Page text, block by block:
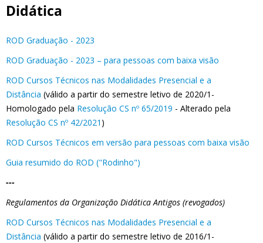
Didática
ROD Graduação - 2023
ROD Graduação - 2023 – para pessoas com baixa visão
ROD Cursos Técnicos nas Modalidades Presencial e a
Distância (válido a partir do semestre letivo de 2020/1-
Homologado pela Resolução CS nº 65/2019 - Alterado pela
Resolução CS nº 42/2021 )
ROD Cursos Técnicos em versão para pessoas com baixa visão
Guia resumido do ROD ("Rodinho")
---
Regulamentos da Organização Didática Antigos (revogados)
ROD Cursos Técnicos nas Modalidades Presencial e a
Distância (válido a partir do semestre letivo de 2016/1-